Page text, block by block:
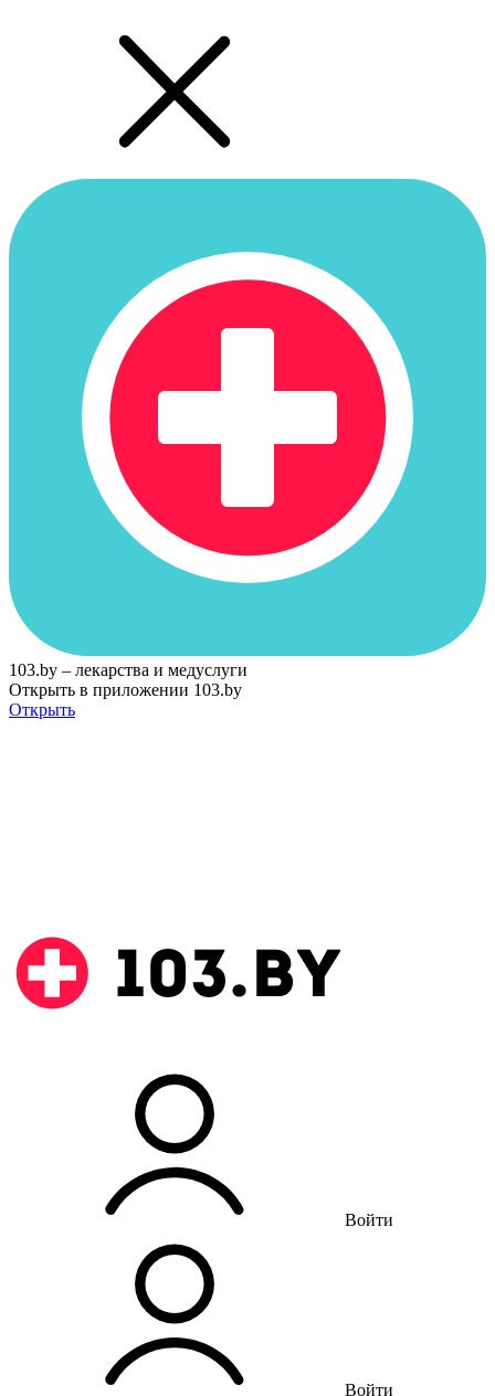
103.by – лекарства и медуслуги
Открыть в приложении 103.by
Открыть
Войти
Войти